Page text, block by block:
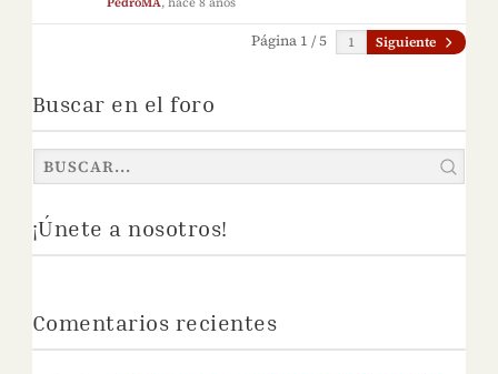
Página 1 / 5 Siguiente
Buscar en el foro
¡Únete a nosotros!
Comentarios recientes